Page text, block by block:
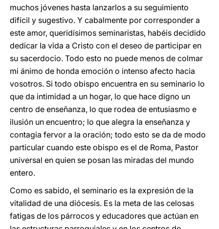
muchos jóvenes hasta lanzarlos a su seguimiento
difícil y sugestivo. Y cabalmente por corresponder a
este amor, queridísimos seminaristas, habéis decidido
dedicar la vida a Cristo con el deseo de participar en
su sacerdocio. Todo esto no puede menos de colmar
mi ánimo de honda emoción o intenso afecto hacia
vosotros. Si todo obispo encuentra en su seminario lo
que da intimidad a un hogar, lo que hace digno un
centro de enseñanza, lo que rodea de entusiasmo e
ilusión un encuentro; lo que alegra la enseñanza y
contagia fervor a la oración; todo esto se da de modo
particular cuando este obispo es el de Roma, Pastor
universal en quien se posan las miradas del mundo
entero.
Como es sabido, el seminario es la expresión de la
vitalidad de una diócesis. Es la meta de las celosas
fatigas de los párrocos y educadores que actúan en